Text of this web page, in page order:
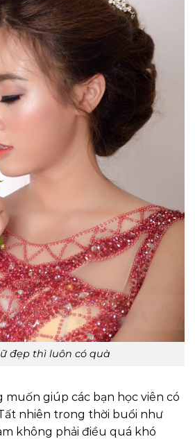
đẹp thì luôn có quà
giúp các bạn học viên có
nhiên trong thời buổi như
không phải điều quá khó